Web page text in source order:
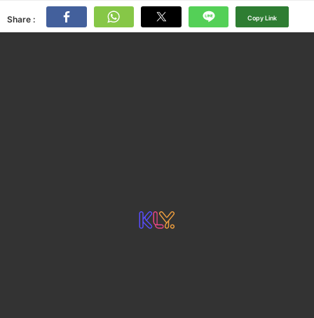
Share : Copy Link